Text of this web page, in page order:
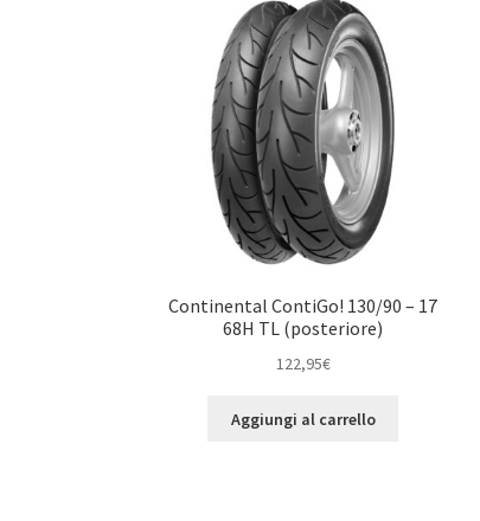
Continental ContiGo! 130/90 – 17
68H TL (posteriore)
122,95€
Aggiungi al carrello